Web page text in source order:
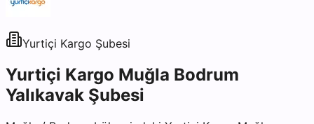
Yurtiçi Kargo Şubesi
Yurtiçi Kargo Muğla Bodrum
Yalıkavak Şubesi